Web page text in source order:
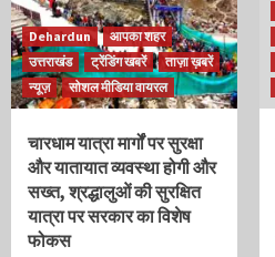
Dehardun
आपका शहर
उत्तराखंड
ट्रेंडिंग खबरें
ताज़ा ख़बरें
न्यूज़
सोशल मीडिया वायरल
चारधाम यात्रा मार्गों पर सुरक्षा
और यातायात व्यवस्था होगी और
सख्त, श्रद्धालुओं की सुरक्षित
यात्रा पर सरकार का विशेष
फोकस